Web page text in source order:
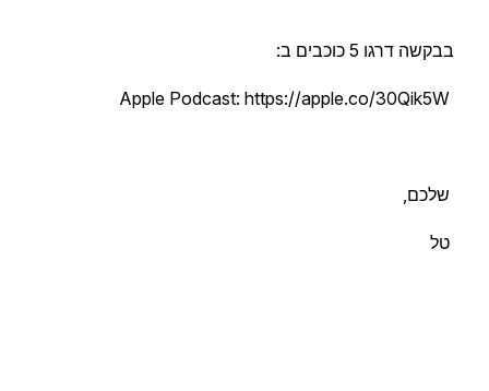
בבקשה דרגו 5 כוכבים ב:
שלכם,
טל